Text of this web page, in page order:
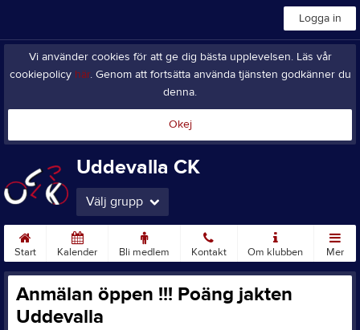
Logga in
Vi använder cookies för att ge dig bästa upplevelsen. Läs vår
cookiepolicy här. Genom att fortsätta använda tjänsten godkänner du
denna.
Okej
Uddevalla CK
Välj grupp
Start Kalender Bli medlem Kontakt Om klubben Mer
Anmälan öppen !!! Poäng jakten
Uddevalla